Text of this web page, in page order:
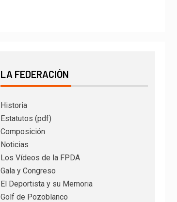
LA FEDERACIÓN
Historia
Estatutos (pdf)
Composición
Noticias
Los Vídeos de la FPDA
Gala y Congreso
El Deportista y su Memoria
Golf de Pozoblanco